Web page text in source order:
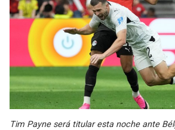
Tim Payne será titular esta noche ante